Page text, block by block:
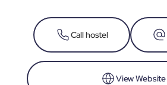
Call hostel
View Website